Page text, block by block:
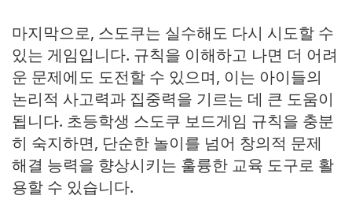
마지막으로, 스도쿠는 실수해도 다시 시도할 수
있는 게임입니다. 규칙을 이해하고 나면 더 어려
운 문제에도 도전할 수 있으며, 이는 아이들의
논리적 사고력과 집중력을 기르는 데 큰 도움이
됩니다. 초등학생 스도쿠 보드게임 규칙을 충분
히 숙지하면, 단순한 놀이를 넘어 창의적 문제
해결 능력을 향상시키는 훌륭한 교육 도구로 활
용할 수 있습니다.